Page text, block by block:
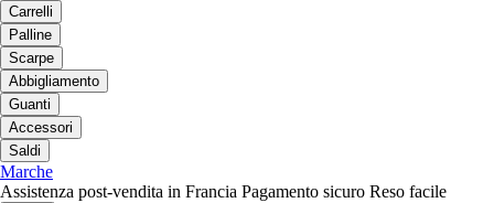
Carrelli
Palline
Scarpe
Abbigliamento
Guanti
Accessori
Saldi
Marche
Assistenza post-vendita in Francia Pagamento sicuro Reso facile